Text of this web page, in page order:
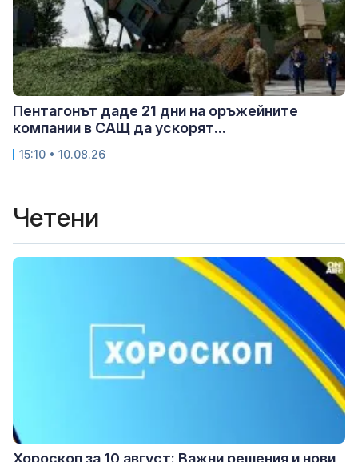
Пентагонът даде 21 дни на оръжейните
компании в САЩ да ускорят...
15:10 • 10.08.26
Четени
Хороскоп за 10 август: Важни решения и нови